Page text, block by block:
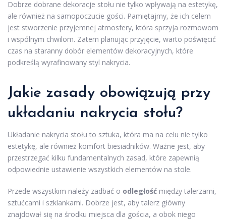
Dobrze dobrane dekoracje stołu nie tylko wpływają na estetykę,
ale również na samopoczucie gości. Pamiętajmy, że ich celem
jest stworzenie przyjemnej atmosfery, która sprzyja rozmowom
i wspólnym chwilom. Zatem planując przyjęcie, warto poświęcić
czas na staranny dobór elementów dekoracyjnych, które
podkreślą wyrafinowany styl nakrycia.
Jakie zasady obowiązują przy
układaniu nakrycia stołu?
Układanie nakrycia stołu to sztuka, która ma na celu nie tylko
estetykę, ale również komfort biesiadników. Ważne jest, aby
przestrzegać kilku fundamentalnych zasad, które zapewnią
odpowiednie ustawienie wszystkich elementów na stole.
Przede wszystkim należy zadbać o odległość między talerzami,
sztućcami i szklankami. Dobrze jest, aby talerz główny
znajdował się na środku miejsca dla gościa, a obok niego